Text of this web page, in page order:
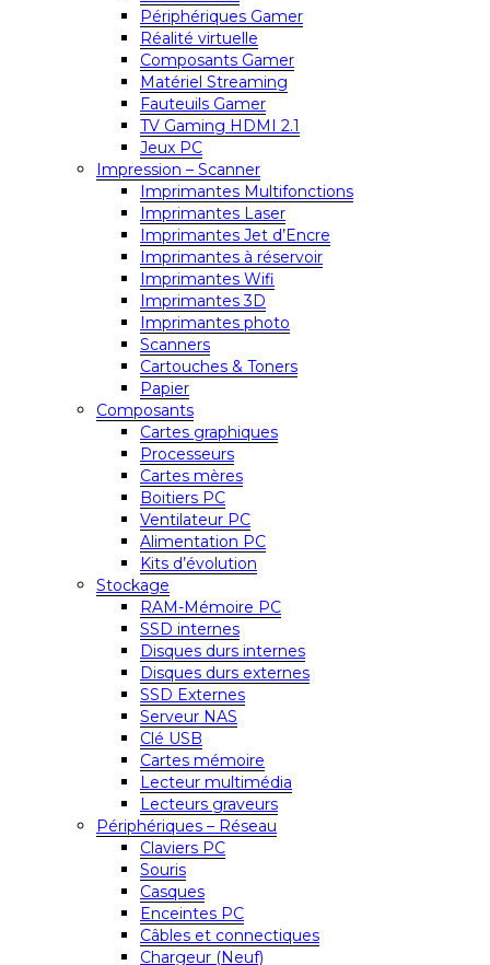
Périphériques Gamer
Réalité virtuelle
Composants Gamer
Matériel Streaming
Fauteuils Gamer
TV Gaming HDMI 2.1
Jeux PC
Impression – Scanner
Imprimantes Multifonctions
Imprimantes Laser
Imprimantes Jet d’Encre
Imprimantes à réservoir
Imprimantes Wifi
Imprimantes 3D
Imprimantes photo
Scanners
Cartouches & Toners
Papier
Composants
Cartes graphiques
Processeurs
Cartes mères
Boitiers PC
Ventilateur PC
Alimentation PC
Kits d’évolution
Stockage
RAM-Mémoire PC
SSD internes
Disques durs internes
Disques durs externes
SSD Externes
Serveur NAS
Clé USB
Cartes mémoire
Lecteur multimédia
Lecteurs graveurs
Périphériques – Réseau
Claviers PC
Souris
Casques
Enceintes PC
Câbles et connectiques
Chargeur (Neuf)